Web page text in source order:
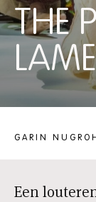
THE
GARIN
Een